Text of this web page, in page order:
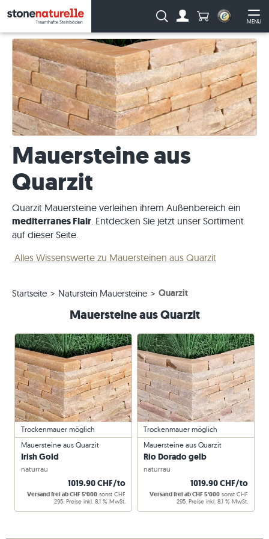
MENU
Suche: Anzahl
Mauersteine aus
Quarzit
Quarzit Mauersteine verleihen ihrem Außenbereich ein
mediterranes Flair. Entdecken Sie jetzt unser Sortiment
auf dieser Seite.
Alles Wissenswerte zu Mauersteinen aus Quarzit
Startseite Naturstein Mauersteine Quarzit
Mauersteine aus Quarzit
Mauersteine aus Quarzit
Irish Gold
naturrau
1019.90 CHF/to
Versand frei ab CHF 5'000 sonst CHF
295. Preise inkl. 8,1 % MwSt.
Trockenmauer möglich
Mauersteine aus Quarzit
Rio Dorado gelb
naturrau
1019.90 CHF/to
Versand frei ab CHF 5'000 sonst CHF
295. Preise inkl. 8,1 % MwSt.
Trockenmauer möglich